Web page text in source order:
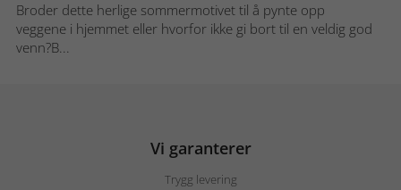
Broder dette herlige sommermotivet til å pynte opp
veggene i hjemmet eller hvorfor ikke gi bort til en veldig god
venn?B...
Vi garanterer
Trygg levering